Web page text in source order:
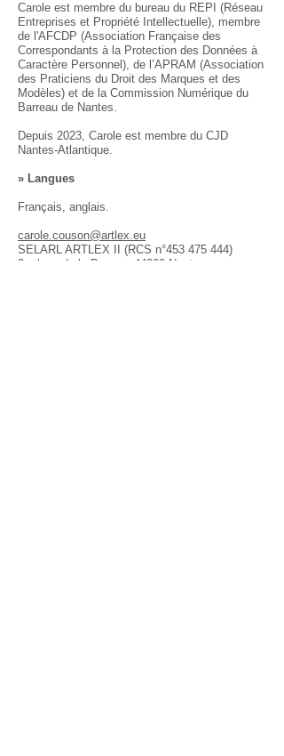
Carole est membre du bureau du REPI (Réseau
Entreprises et Propriété Intellectuelle), membre
de l'AFCDP (Association Française des
Correspondants à la Protection des Données à
Caractère Personnel), de l’APRAM (Association
des Praticiens du Droit des Marques et des
Modèles) et de la Commission Numérique du
Barreau de Nantes.
Depuis 2023, Carole est membre du CJD
Nantes-Atlantique.
​» Langues
Français, anglais.
carole.couson@artlex.eu
SELARL ARTLEX II (RCS n°453 475 444)
2, place de la Bourse, 44000 Nantes